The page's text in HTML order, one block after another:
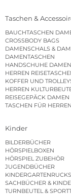
Taschen &
BAUCHTASCHEN
CROSSBODY BAGS
DAMENSCHALS &
DAMENTASCHEN
HANDSCHUHE DAMEN
HERREN
KOFFER UND
HERREN
REISEGEPÄCK DAMEN
TASCHEN FÜR HERREN
Kinder
BILDERBÜCHER
HÖRSPIELBOXEN
HÖRSPIEL ZUBEHÖR
JUGENDBÜCHER
SACHBÜCHER &
TURNBEUTEL &